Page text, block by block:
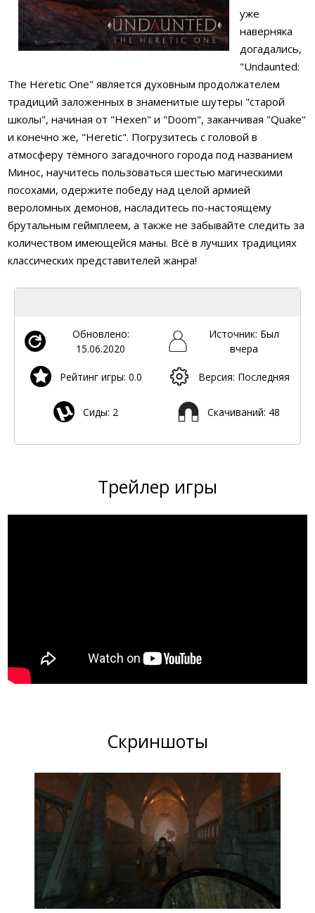
уже
наверняка
догадались,
"Undaunted:
The Heretic One" является духовным продолжателем
традиций заложенных в знаменитые шутеры "старой
школы", начиная от "Hexen" и "Doom", заканчивая "Quake"
и конечно же, "Heretic". Погрузитесь с головой в
атмосферу тёмного загадочного города под названием
Минос, научитесь пользоваться шестью магическими
посохами, одержите победу над целой армией
вероломных демонов, насладитесь по-настоящему
брутальным геймплеем, а также не забывайте следить за
количеством имеющейся маны. Всё в лучших традициях
классических представителей жанра!
Обновлено:
15.06.2020
Источник: Был
вчера
Рейтинг игры: 0.0 Версия: Последняя
Сиды: 2 Скачиваний: 48
Трейлер игры
Скриншоты